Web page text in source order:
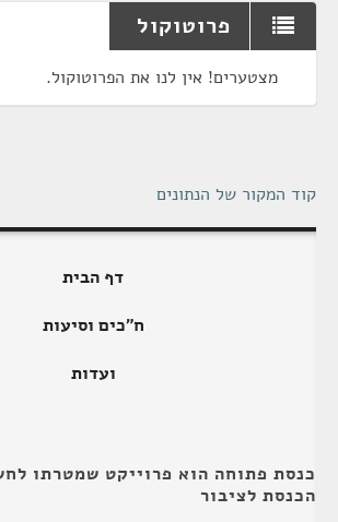
פרוטוקול
מצטערים! אין לנו את הפרוטוקול.
קוד המקור של הנתונים
דף הבית
ח"כים וסיעות
ועדות
כנסת פתוחה הוא פרוייקט שמטרתו
הכנסת לציבור